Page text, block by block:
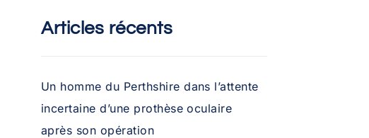
Articles récents
Un homme du Perthshire dans l’attente
incertaine d’une prothèse oculaire
après son opération